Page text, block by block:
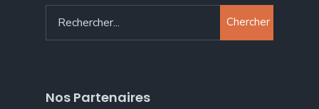
Chercher
Nos Partenaires